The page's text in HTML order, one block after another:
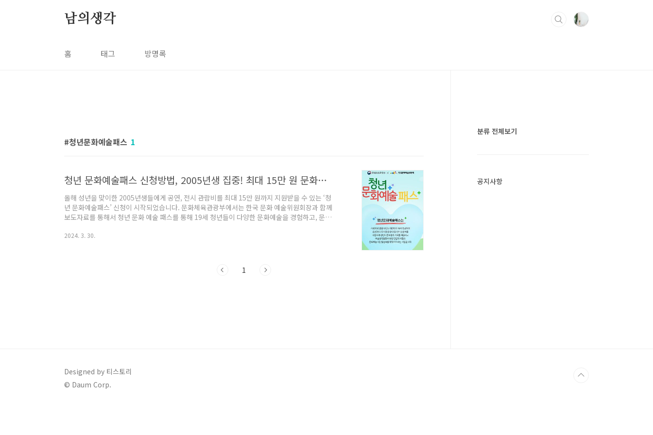
남의생각
홈 태그 방명록
청년문화예술패스 1
청년 문화예술패스 신청방법, 2005년생 집중! 최대 15만 원 문화생활비 지원
올해 성년을 맞이한 2005년생들에게 공연, 전시 관람비를 최대 15만 원까지 지원받을 수 있는 ‘청
년 문화예술패스’ 신청이 시작되었습니다. 문화체육관광부에서는 한국 문화 예술위원회장과 함께
보도자료를 통해서 청년 문화 예술 패스를 통해 19세 청년들이 다양한 문화예술을 경험하고, 문화
고 지원내용에 대해서 상세히 알아보겠습니다. 1. 청년 문화예술패스 신청 자격 국내에 거주하는
2024. 3. 30.
1
분류 전체보기
공지사항
Designed by 티스토리
© Daum Corp.